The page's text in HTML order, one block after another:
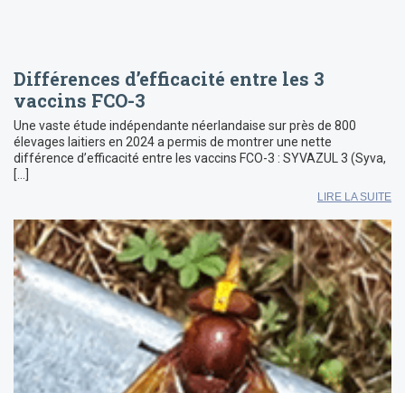
Différences d’efficacité entre les 3
vaccins FCO-3
Une vaste étude indépendante néerlandaise sur près de 800
élevages laitiers en 2024 a permis de montrer une nette
différence d’efficacité entre les vaccins FCO-3 : SYVAZUL 3 (Syva,
[…]
LIRE LA SUITE